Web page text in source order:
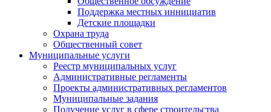
Поддержка местных иннициатив
Детские площадки
Охрана труда
Общественный совет
Муниципальные услуги
Реестр муниципальных услуг
Административные регламенты
Проекты административных регламентов
Муниципальные задания
Получение услуг в сфере строительства